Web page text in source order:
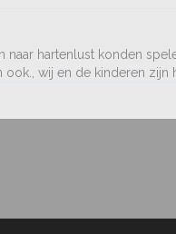
naar hartenlust konden
ook., wij en de kinderen zijn